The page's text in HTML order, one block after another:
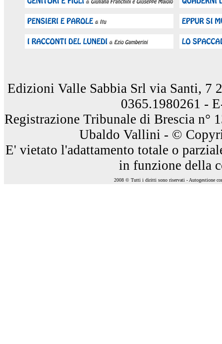
Edizioni Valle Sabbia Srl via Santi, 7
0365.1980261 -
Registrazione Tribunale di Brescia n°
Ubaldo Vallini - ©
E' vietato l'adattamento totale o
in funzione della
2008 © Tutti i diritti sono riservati - Autogestione